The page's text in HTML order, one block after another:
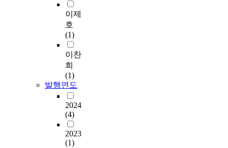
이제
호
(1)
이찬
희
(1)
발행연도
2024
(4)
2023
(1)